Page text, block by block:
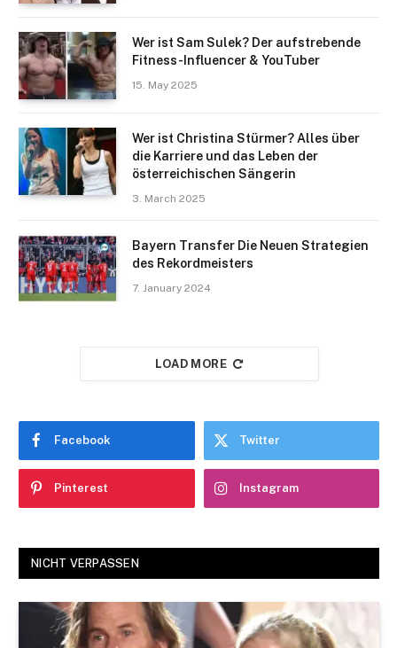
Wer ist Sam Sulek? Der aufstrebende
Fitness-Influencer & YouTuber
15. May 2025
Wer ist Christina Stürmer? Alles über
die Karriere und das Leben der
österreichischen Sängerin
3. March 2025
Bayern Transfer Die Neuen Strategien
des Rekordmeisters
7. January 2024
LOAD MORE
Facebook Twitter
Pinterest Instagram
NICHT VERPASSEN